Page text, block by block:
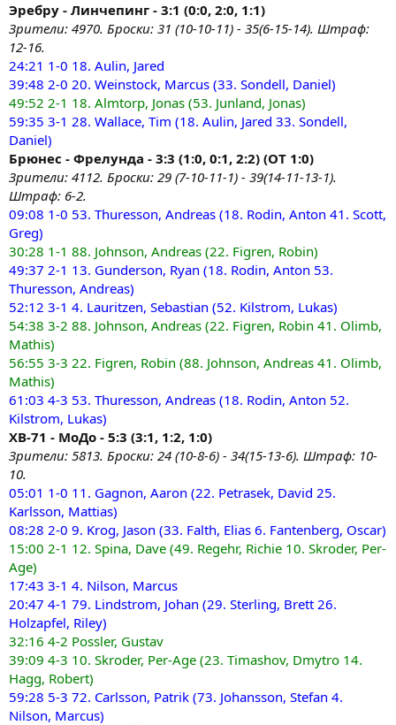
Эребру - Линчепинг - 3:1 (0:0, 2:0, 1:1)
Зрители: 4970. Броски: 31 (10-10-11) - 35(6-15-14). Штраф:
12-16.
24:21 1-0 18. Aulin, Jared
39:48 2-0 20. Weinstock, Marcus (33. Sondell, Daniel)
49:52 2-1 18. Almtorp, Jonas (53. Junland, Jonas)
59:35 3-1 28. Wallace, Tim (18. Aulin, Jared 33. Sondell,
Daniel)
Брюнес - Фрелунда - 3:3 (1:0, 0:1, 2:2) (ОТ 1:0)
Зрители: 4112. Броски: 29 (7-10-11-1) - 39(14-11-13-1).
Штраф: 6-2.
09:08 1-0 53. Thuresson, Andreas (18. Rodin, Anton 41. Scott,
Greg)
30:28 1-1 88. Johnson, Andreas (22. Figren, Robin)
49:37 2-1 13. Gunderson, Ryan (18. Rodin, Anton 53.
Thuresson, Andreas)
52:12 3-1 4. Lauritzen, Sebastian (52. Kilstrom, Lukas)
54:38 3-2 88. Johnson, Andreas (22. Figren, Robin 41. Olimb,
Mathis)
56:55 3-3 22. Figren, Robin (88. Johnson, Andreas 41. Olimb,
Mathis)
61:03 4-3 53. Thuresson, Andreas (18. Rodin, Anton 52.
Kilstrom, Lukas)
ХВ-71 - МоДо - 5:3 (3:1, 1:2, 1:0)
Зрители: 5813. Броски: 24 (10-8-6) - 34(15-13-6). Штраф: 10-
10.
05:01 1-0 11. Gagnon, Aaron (22. Petrasek, David 25.
Karlsson, Mattias)
08:28 2-0 9. Krog, Jason (33. Falth, Elias 6. Fantenberg, Oscar)
15:00 2-1 12. Spina, Dave (49. Regehr, Richie 10. Skroder, Per-
Age)
17:43 3-1 4. Nilson, Marcus
20:47 4-1 79. Lindstrom, Johan (29. Sterling, Brett 26.
Holzapfel, Riley)
32:16 4-2 Possler, Gustav
39:09 4-3 10. Skroder, Per-Age (23. Timashov, Dmytro 14.
Hagg, Robert)
59:28 5-3 72. Carlsson, Patrik (73. Johansson, Stefan 4.
Nilson, Marcus)